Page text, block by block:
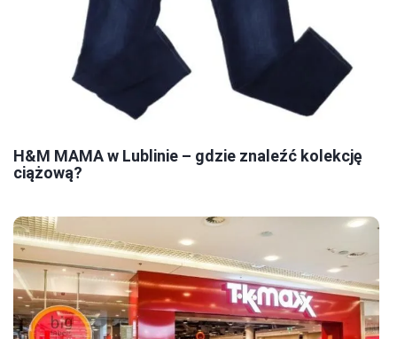
H&M MAMA w Lublinie – gdzie znaleźć kolekcję
ciążową?